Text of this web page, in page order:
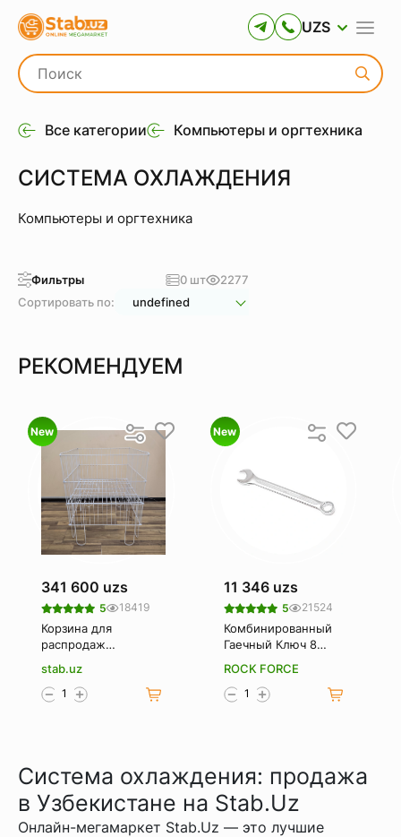
UZS
Все категории Компьютеры и оргтехника
СИСТЕМА ОХЛАЖДЕНИЯ
Компьютеры и оргтехника
Фильтры 0 шт
2277
Сортировать по:
undefined
РЕКОМЕНДУЕМ
New
341 600 uzs
5 18419
Корзина для
распродаж
накопитель)
stab.uz
New
11 346 uzs
5 21524
Комбинированный
Гаечный Ключ 8
75508
ROCK FORCE
Система охлаждения: продажа
в Узбекистане на Stab.Uz
Онлайн-мегамаркет Stab.Uz — это лучшие